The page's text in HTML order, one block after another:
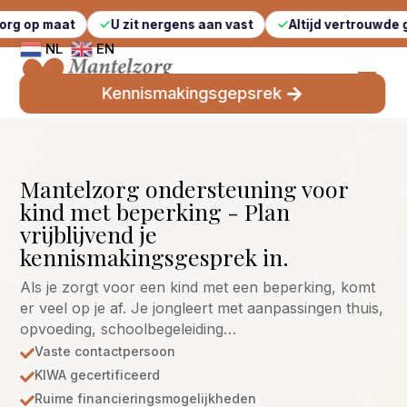
U zit nergens aan vast Altijd vertrouwde gezichten
NL EN
Kennismakingsgepsrek
Mantelzorg ondersteuning voor
kind met beperking - Plan
vrijblijvend je
kennismakingsgesprek in.
Als je zorgt voor een kind met een beperking, komt
er veel op je af. Je jongleert met aanpassingen thuis,
opvoeding, schoolbegeleiding…
Vaste contactpersoon
KIWA gecertificeerd
Ruime financieringsmogelijkheden